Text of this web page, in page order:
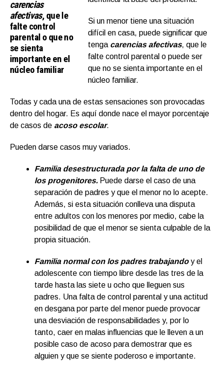
carencias
afectivas, que le
falte control
parental o que no
se sienta
importante en el
núcleo familiar
Si un menor tiene una situación
difícil en casa, puede significar que
tenga carencias afectivas, que le
falte control parental o puede ser
que no se sienta importante en el
núcleo familiar.
Todas y cada una de estas sensaciones son provocadas
dentro del hogar. Es aquí donde nace el mayor porcentaje
de casos de acoso escolar.
Pueden darse casos muy variados.
Familia desestructurada por la falta de uno de
los progenitores. Puede darse el caso de una
separación de padres y que el menor no lo acepte.
Además, si esta situación conlleva una disputa
entre adultos con los menores por medio, cabe la
posibilidad de que el menor se sienta culpable de la
propia situación.
Familia normal con los padres trabajandoy el
adolescente con tiempo libre desde las tres de la
tarde hasta las siete u ocho que lleguen sus
padres. Una falta de control parental y una actitud
en desgana por parte del menor puede provocar
una desviación de responsabilidades y, por lo
tanto, caer en malas influencias que le lleven a un
posible caso de acoso para demostrar que es
alguien y que se siente poderoso e importante.